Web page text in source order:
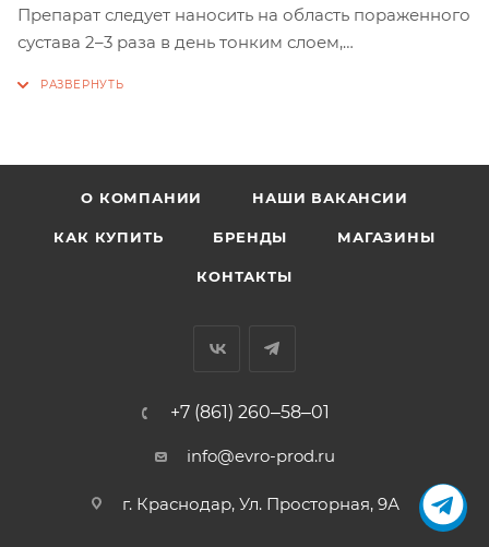
Препарат следует наносить на область пораженного
сустава 2–3 раза в день тонким слоем,
О КОМПАНИИ НАШИ ВАКАНСИИ
КАК КУПИТЬ БРЕНДЫ МАГАЗИНЫ
КОНТАКТЫ
+7 (861) 260‒58‒01
info@evro-prod.ru
г. Краснодар, ​Ул. Просторная, 9А